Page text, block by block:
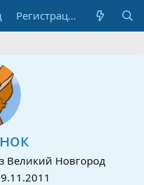
Регистрация
Великий Новгород